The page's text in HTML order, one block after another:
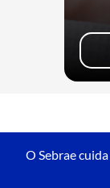
O Sebrae